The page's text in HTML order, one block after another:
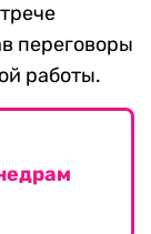
переговоры
работы.